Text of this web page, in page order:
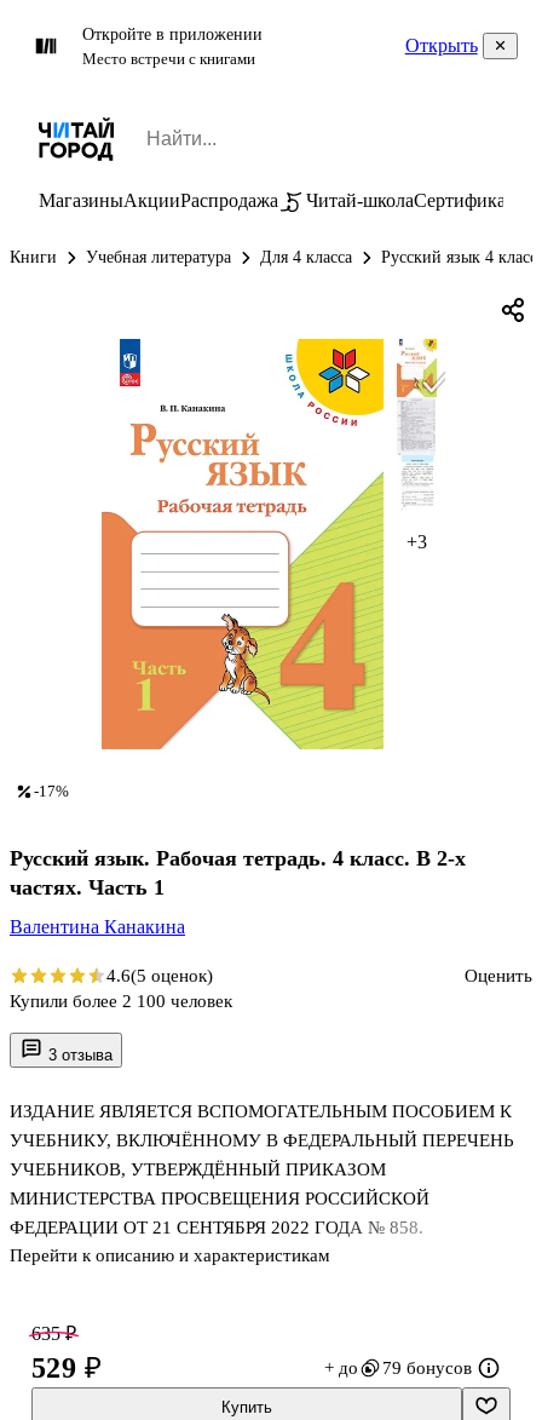
Откройте в приложении
Место встречи с книгами
Открыть
МагазиныАкцииРаспродажа Читай-школаСертификаты
Книги Учебная литература Для 4 класса Русский язык 4 класс
+3
3 отзыва
ИЗДАНИЕ ЯВЛЯЕТСЯ ВСПОМОГАТЕЛЬНЫМ ПОСОБИЕМ К
УЧЕБНИКУ, ВКЛЮЧЁННОМУ В ФЕДЕРАЛЬНЫЙ ПЕРЕЧЕНЬ
УЧЕБНИКОВ, УТВЕРЖДЁННЫЙ ПРИКАЗОМ
МИНИСТЕРСТВА ПРОСВЕЩЕНИЯ РОССИЙСКОЙ
ФЕДЕРАЦИИ ОТ 21 СЕНТЯБРЯ 2022 ГОДА № 858.
соответствии с требованиями Федерального государственного
образовательного стандарта начального общего образования
(Приказ Министерства просвещения РФ № 286 от 31.05.2021 г.).
Перейти к описанию и характеристикам
-17%
Русский язык. Рабочая тетрадь. 4 класс. В 2-х
частях. Часть 1
Валентина Канакина
4.6(5 оценок)
Оценить
Купили более 2 100 человек
635 ₽
529 ₽ + до 79 бонусов
Купить